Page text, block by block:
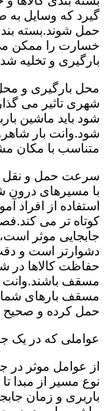
گیرد که وسایل به
حمل شوند.بسته
خسارت را ممکن
بارگیری و تخلیه
محل بارگیری و
شهری تاثیر می
شود باید ماشین
شود.وانت بار
متناسب با مکان
سرعت حمل و نقل
با مسیرهای درون
استفاده از افراد
کوتاه تر می
جابجایی موثر
دشوارتر است و
حفاظت کالاها در
مسقف باشند.وانت
مسقف بارهای
حمل کرده و صحیح
عواملی که در یک
از عوامل موثر در
نوع مسیر از مبدا
باربری و زمان